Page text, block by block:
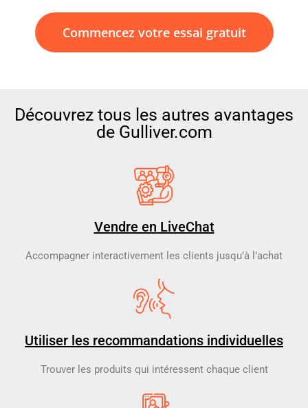
Commencez votre essai gratuit
Découvrez tous les autres avantages
de Gulliver.com
Vendre en LiveChat
Accompagner interactivement les clients jusqu’à l’achat
Utiliser les recommandations individuelles
Trouver les produits qui intéressent chaque client